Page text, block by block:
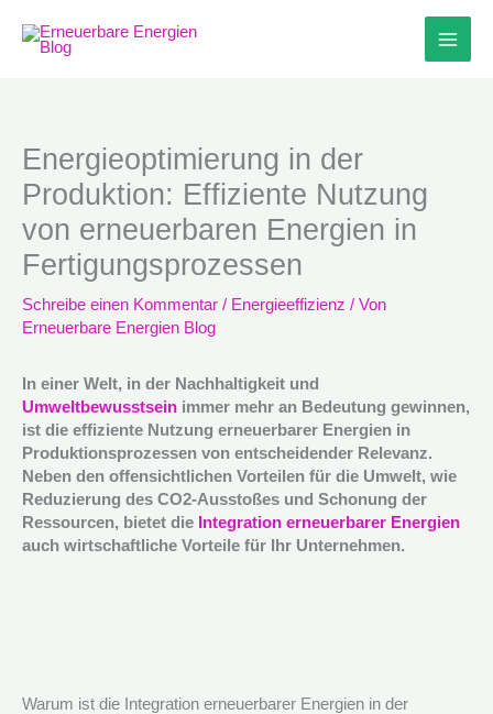
Inhalt
springen
Energieoptimierung in der
Produktion: Effiziente Nutzung
von erneuerbaren Energien in
Fertigungsprozessen
Schreibe einen Kommentar / Energieeffizienz / Von
Erneuerbare Energien Blog
In einer Welt, in der Nachhaltigkeit und
Umweltbewusstsein immer mehr an Bedeutung gewinnen,
ist die effiziente Nutzung erneuerbarer Energien in
Produktionsprozessen von entscheidender Relevanz.
Neben den offensichtlichen Vorteilen für die Umwelt, wie
Reduzierung des CO2-Ausstoßes und Schonung der
Ressourcen, bietet die Integration erneuerbarer Energien
auch wirtschaftliche Vorteile für Ihr Unternehmen.
Warum ist die Integration erneuerbarer Energien in der